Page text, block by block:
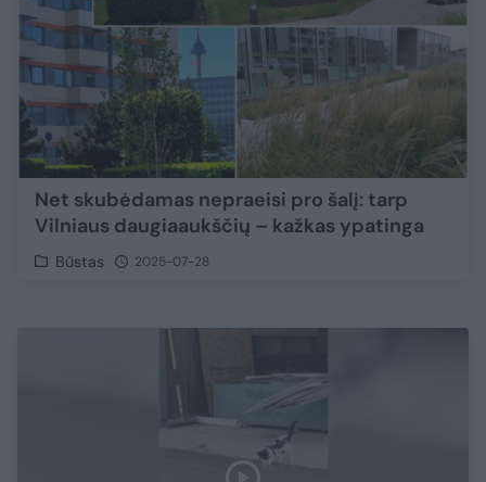
Net skubėdamas nepraeisi pro šalį: tarp
Vilniaus daugiaaukščių – kažkas ypatinga
Būstas 2025-07-28